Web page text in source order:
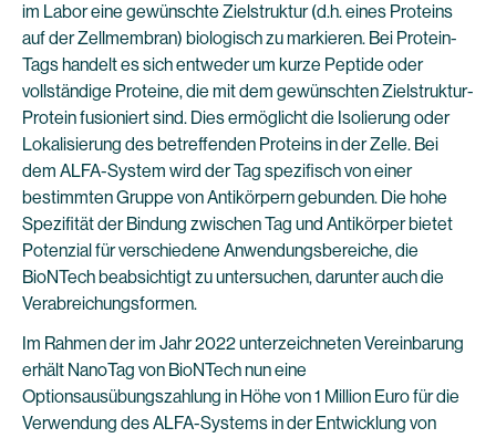
im Labor eine gewünschte Zielstruktur (d.h. eines Proteins
auf der Zellmembran) biologisch zu markieren. Bei Protein-
Tags handelt es sich entweder um kurze Peptide oder
vollständige Proteine, die mit dem gewünschten Zielstruktur-
Protein fusioniert sind. Dies ermöglicht die Isolierung oder
Lokalisierung des betreffenden Proteins in der Zelle. Bei
dem ALFA-System wird der Tag spezifisch von einer
bestimmten Gruppe von Antikörpern gebunden. Die hohe
Spezifität der Bindung zwischen Tag und Antikörper bietet
Potenzial für verschiedene Anwendungsbereiche, die
BioNTech beabsichtigt zu untersuchen, darunter auch die
Verabreichungsformen.
Im Rahmen der im Jahr 2022 unterzeichneten Vereinbarung
erhält NanoTag von BioNTech nun eine
Optionsausübungszahlung in Höhe von 1 Million Euro für die
Verwendung des ALFA-Systems in der Entwicklung von